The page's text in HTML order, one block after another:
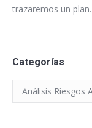
trazaremos un plan.
Categorías
Categorías